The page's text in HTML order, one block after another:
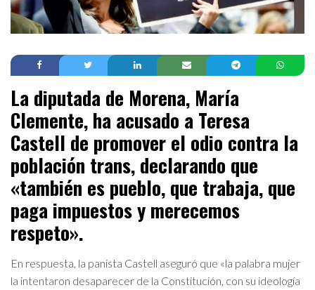
La diputada de Morena, María
Clemente, ha acusado a Teresa
Castell de promover el odio contra la
población trans, declarando que
«también es pueblo, que trabaja, que
paga impuestos y merecemos
respeto».
En respuesta, la panista Castell aseguró que «la palabra mujer
la intentaron desaparecer de la Constitución, con su ideología